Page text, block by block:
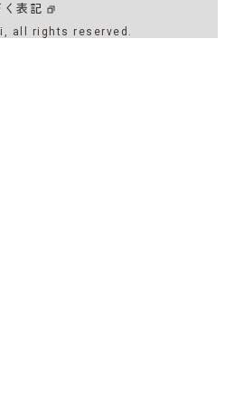
表記
all rights reserved.